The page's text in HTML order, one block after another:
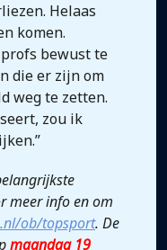
Helaas
komen.
bewust te
die er zijn om
weg te zetten.
zou ik
meer info en om
ob/topsport. De
maandag 19